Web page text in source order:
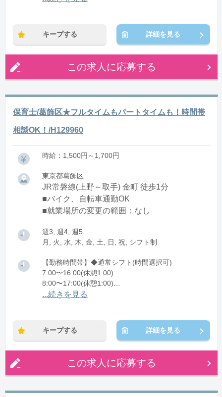
キープする 詳細を見る
この求人に応募する
保育士/葛飾区★フルタイムもパートタイムも！時間帯
相談OK！/H129960
時給：1,500円～1,700円
東京都葛飾区
JR常磐線(上野～取手) 金町 徒歩1分
■バイク、自転車通勤OK
■就業場所の変更の範囲：なし
週3, 週4, 週5
月, 火, 水, 木, 金, 土, 日, 祝, シフト制
【勤務時間帯】◆通常シフト(時間選択可)
7:00〜16:00(休憩1:00)
8:00〜17:00(休憩1:00)
12:00〜21:00(休憩1:00)
...続きを見る
キープする 詳細を見る
この求人に応募する